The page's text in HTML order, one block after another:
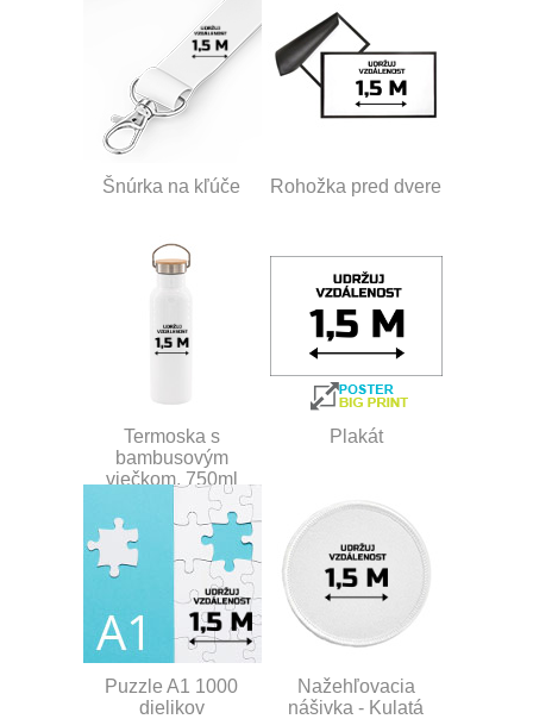
Šnúrka na kľúče Rohožka pred dvere
Termoska s
bambusovým
viečkom, 750ml
Plakát
Puzzle A1 1000
dielikov
Nažehľovacia
nášivka - Kulatá